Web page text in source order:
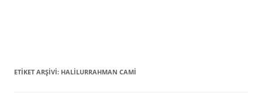
ETIKET ARŞIVI: HALILURRAHMAN CAMI